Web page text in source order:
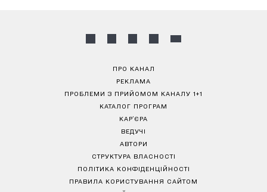
ПРО КАНАЛ
РЕКЛАМА
ПРОБЛЕМИ З ПРИЙОМОМ КАНАЛУ 1+1
КАТАЛОГ ПРОГРАМ
КАР’ЄРА
ВЕДУЧІ
АВТОРИ
СТРУКТУРА ВЛАСНОСТІ
ПОЛІТИКА КОНФІДЕНЦІЙНОСТІ
ПРАВИЛА КОРИСТУВАННЯ САЙТОМ